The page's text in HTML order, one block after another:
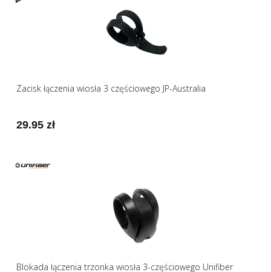
Zacisk łączenia wiosła 3 częściowego JP-Australia
29.95 zł
Blokada łączenia trzonka wiosła 3-częściowego Unifiber